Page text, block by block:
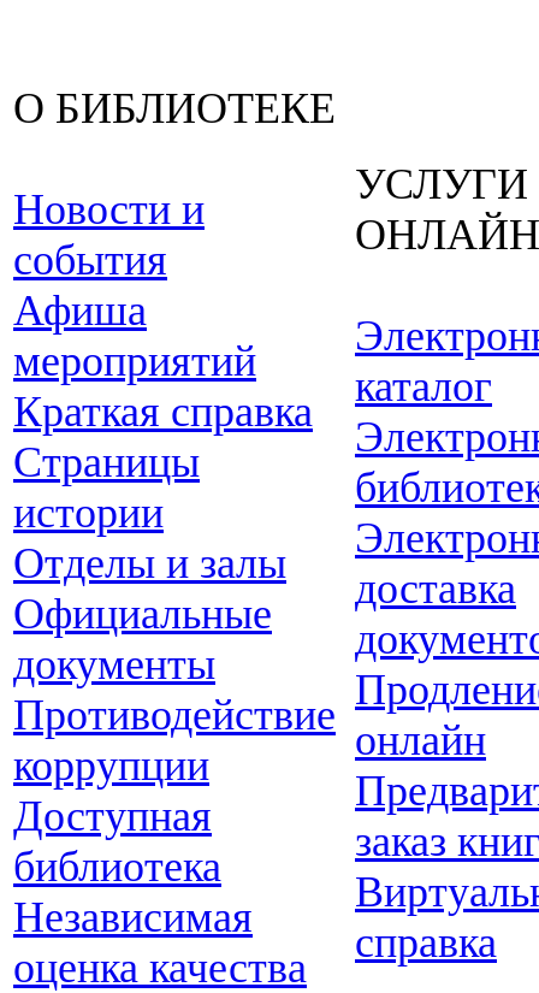
О БИБЛИОТЕКЕ
Новости и
события
Афиша
мероприятий
Краткая справка
Страницы
истории
Отделы и залы
Официальные
документы
Противодействие
коррупции
Доступная
библиотека
Независимая
оценка качества
УСЛУГИ
ОНЛАЙН
каталог
доставка
онлайн
заказ
справка